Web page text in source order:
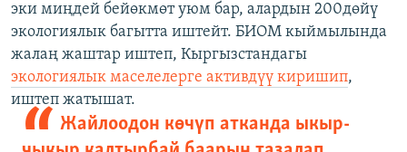
эки миңдей бейөкмөт уюм бар, алардын 200дөйү
экологиялык багытта иштейт. БИОМ кыймылында
жалаң жаштар иштеп, Кыргызстандагы
экологиялык маселелерге активдүү киришип,
иштеп жатышат.
Жайлоодон көчүп атканда ыкыр-